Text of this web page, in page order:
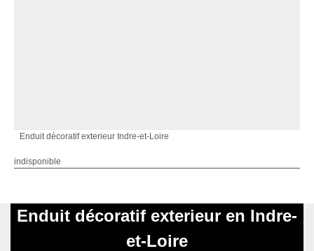
Enduit décoratif exterieur Indre-et-Loire
indisponible
Enduit décoratif exterieur en Indre-
et-Loire